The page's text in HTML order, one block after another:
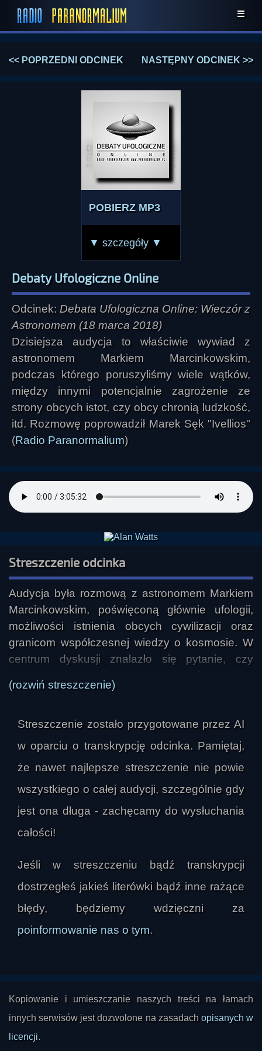
☰
<< POPRZEDNI ODCINEK NASTĘPNY ODCINEK >>
POBIERZ MP3
▼ szczegóły ▼
Debaty Ufologiczne Online
Odcinek: Debata Ufologiczna Online: Wieczór z
Astronomem (18 marca 2018)
Dzisiejsza audycja to właściwie wywiad z
astronomem Markiem Marcinkowskim,
podczas którego poruszyliśmy wiele wątków,
między innymi potencjalnie zagrożenie ze
strony obcych istot, czy obcy chronią ludzkość,
itd. Rozmowę poprowadził Marek Sęk "Ivellios"
(Radio Paranormalium)
Streszczenie odcinka
Audycja była rozmową z astronomem Markiem
Marcinkowskim, poświęconą głównie ufologii,
możliwości istnienia obcych cywilizacji oraz
granicom współczesnej wiedzy o kosmosie. W
centrum dyskusji znalazło się pytanie, czy
dla ludzi zagrożeniem, neutralnymi
ludzkości. Marcinkowski uznał, że lęk przed
agresywnymi obcymi ma źródło w przenoszeniu
historycznych, zwłaszcza przykładów brutalnych
kontaktów cywilizacji rozwiniętych z ludami
tubylczymi. Jednocześnie zaznaczał, że wśród
istnieć również takie, które byłyby nieprzyjazne,
postawa neutralna lub nieagresywna. Podkreślał
przy tym, że przy obecnym poziomie rozwoju
człowieka ewentualna konfrontacja z
dla nas praktycznie nie do wygrania.
Marcinkowski dopuszczał możliwość, że jakaś
cywilizacja mogła w przeszłości ingerować w
dzieje Ziemi, chroniąc ludzi przed samych sobą
(rozwiń streszczenie)
Streszczenie zostało przygotowane przez AI
w oparciu o transkrypcję odcinka. Pamiętaj,
że nawet najlepsze streszczenie nie powie
wszystkiego o całej audycji, szczególnie gdy
jest ona długa - zachęcamy do wysłuchania
całości!
Jeśli w streszczeniu bądź transkrypcji
dostrzegłeś jakieś literówki bądź inne rażące
błędy, będziemy wdzięczni za
poinformowanie nas o tym.
Kopiowanie i umieszczanie naszych treści na łamach
innych serwisów jest dozwolone na zasadach opisanych w
licencji.